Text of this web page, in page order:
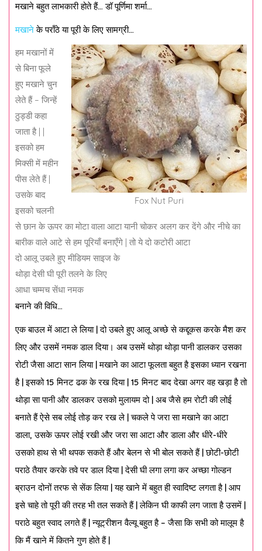
मखाने बहुत लाभकारी होते हैं… डॉ पूर्णिमा शर्मा…
मखानेके पराँठे या पूरी के लिए सामग्री…
Fox Nut Puri
हम मखानों में
से बिना फूले
हुए मखाने चुन
लेते हैं – जिन्हें
ठुड्डी कहा
जाता है | |
इसको हम
मिक्सी में महीन
पीस लेते हैं |
उसके बाद
इसको चलनी
से छान के ऊपर का मोटा वाला आटा यानी चोकर अलग कर देंगे और नीचे का
बारीक वाले आटे से हम पूरियाँ बनाएँगे | तो ये दो कटोरी आटा
दो आलू उबले हुए मीडियम साइज के
थोड़ा देसी घी पूरी तलने के लिए
आधा चम्मच सेंधा नमक
बनाने की विधि…
एक बाउल में आटा ले लिया | दो उबले हुए आलू अच्छे से कद्दूकस करके मैश कर
लिए और उसमें नमक डाल दिया। अब उसमें थोड़ा थोड़ा पानी डालकर उसका
रोटी जैसा आटा सान लिया | मखाने का आटा फूलता बहुत है इसका ध्यान रखना
है | इसको 15 मिनट ढक के रख दिया | 15 मिनट बाद देखा अगर वह खड़ा है तो
थोड़ा सा पानी और डालकर उसको मुलायम दो | अब जैसे हम रोटी की लोई
बनाते हैं ऐसे सब लोई तोड़ कर रख ले | चकले पे जरा सा मखाने का आटा
डाला, उसके ऊपर लोई रखी और जरा सा आटा और डाला और धीरे-धीरे
उसको हाथ से भी थपक सकते हैं और बेलन से भी बोल सकते हैं | छोटी-छोटी
पराठे तैयार करके तवे पर डाल दिया | देसी घी लगा लगा कर अच्छा गोल्डन
ब्राउन दोनों तरफ से सेंक लिया | यह खाने में बहुत ही स्वादिष्ट लगता है | आप
इसे चाहे तो पूरी की तरह भी तल सकते हैं | लेकिन घी काफी लग जाता है उसमें |
पराठे बहुत स्वाद लगते हैं | न्यूट्रीशन वैल्यू बहुत है – जैसा कि सभी को मालूम है
कि मैं खाने में कितने गुण होते हैं |